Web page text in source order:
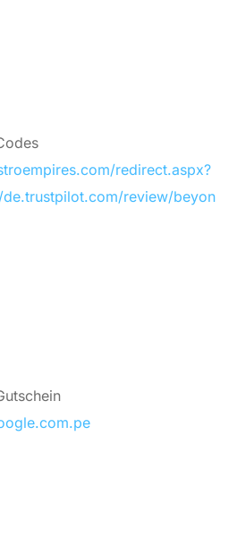
redirect.aspx?
review/beyon